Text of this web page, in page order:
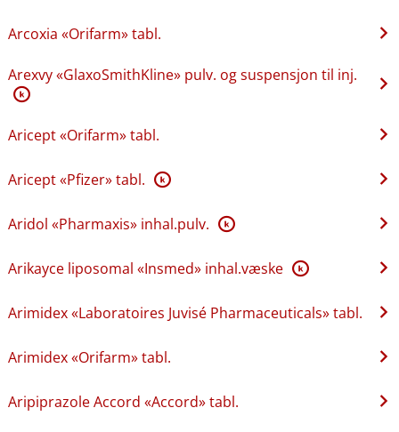
Arcoxia «Orifarm» tabl.
Arexvy «GlaxoSmithKline» pulv. og suspensjon til inj.
K
Aricept «Orifarm» tabl.
Aricept «Pfizer» tabl. K
Aridol «Pharmaxis» inhal.pulv. K
Arikayce liposomal «Insmed» inhal.væske K
Arimidex «Laboratoires Juvisé Pharmaceuticals» tabl.
Arimidex «Orifarm» tabl.
Aripiprazole Accord «Accord» tabl.